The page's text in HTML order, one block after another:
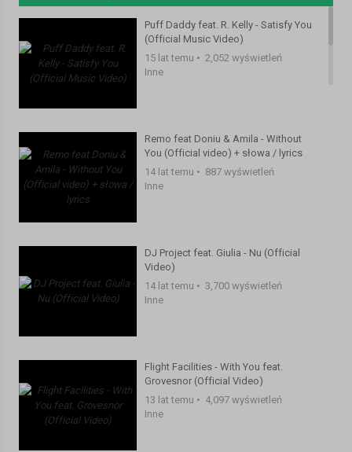
Operator I: CamL Studio
http://www.ostro-video.pl
Casting: DL Promotion & My-Music
Stylizacja: Aga Baumann
Światło: Konrad Kończak
http://www.studio-fokus.pl/
Podziękowania dla klub&cafe Shark, Poznań, Stary Rynek 48
http://www.klub-shark.pl
Puff Daddy feat. R. Kelly - Satisfy You
(Official Music Video)
15 lat temu • 2,052 wyświetleń
Inne
Remo feat Doniu & Amila - Without
You (Official video) + słowa / lyrics
14 lat temu • 887 wyświetleń
Inne
DJ Project feat. Giulia - Nu (Official
Video)
14 lat temu • 3,700 wyświetleń
Inne
Flight Facilities - With You feat.
Grovesnor (Official Video)
13 lat temu • 4,097 wyświetleń
Inne